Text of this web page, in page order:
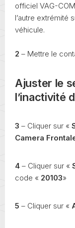
officiel VAG-
l’autre extrémité
véhicule.
2 – Mettre le
Ajuster le
l’inactivité
3 – Cliquer sur «
Camera
4 – Cliquer sur «
code « 20103»
5 – Cliquer sur «